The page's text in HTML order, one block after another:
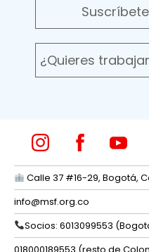
¿Quieres
Calle 37 #16-29, Bogotá,
info@msf.org.co
Socios: 6013099553